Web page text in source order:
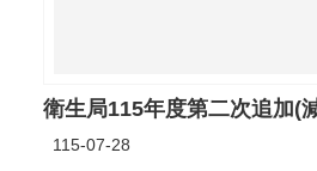
衛生局115年度第二次追加(
115-07-28